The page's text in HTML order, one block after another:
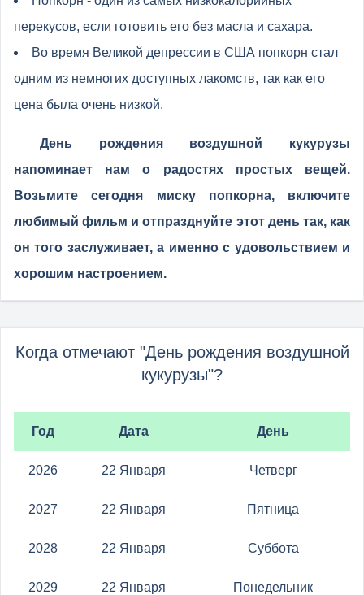
перекусов, если готовить его без масла и сахара.
Во время Великой депрессии в США попкорн стал
одним из немногих доступных лакомств, так как его
цена была очень низкой.
День рождения воздушной кукурузы
напоминает нам о радостях простых вещей.
Возьмите сегодня миску попкорна, включите
любимый фильм и отпразднуйте этот день так, как
он того заслуживает, а именно с удовольствием и
хорошим настроением.
Когда отмечают "День рождения воздушной
кукурузы"?
Год Дата День
2026 22 Января Четверг
2027 22 Января Пятница
2028 22 Января Суббота
2029 22 Января Понедельник